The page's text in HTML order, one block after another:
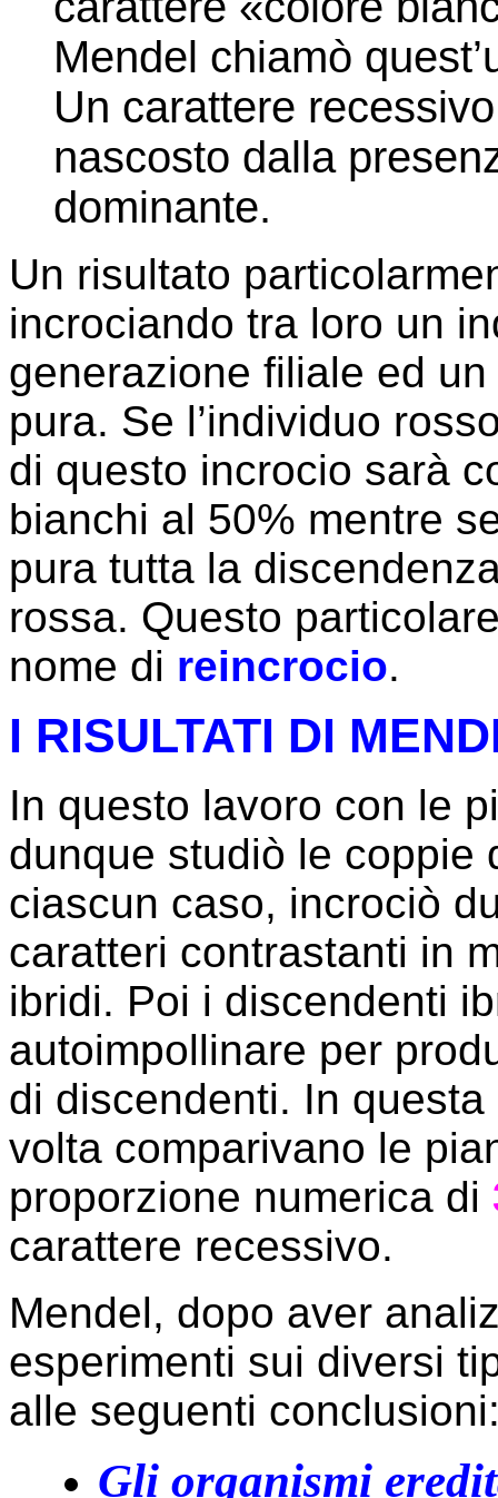
Mendel chiamò
Un carattere
nascosto dalla
dominante.
Un risultato
incrociando tra loro un
generazione filiale ed
pura. Se l’individuo
di questo incrocio sarà
bianchi al 50% mentre
pura tutta la
rossa. Questo
nome di reincrocio.
I RISULTATI DI
In questo lavoro con le
dunque studiò le coppie
ciascun caso, incrociò
caratteri contrastanti in
ibridi. Poi i discendenti
autoimpollinare per
di discendenti. In
volta comparivano le
proporzione numerica di
carattere recessivo.
Mendel, dopo aver
esperimenti sui diversi
alle seguenti
Gli organismi